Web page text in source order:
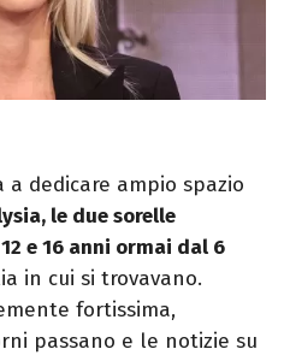
a dedicare ampio spazio
le due sorelle
e 16 anni ormai dal 6
in cui si trovavano.
fortissima,
passano e le notizie su